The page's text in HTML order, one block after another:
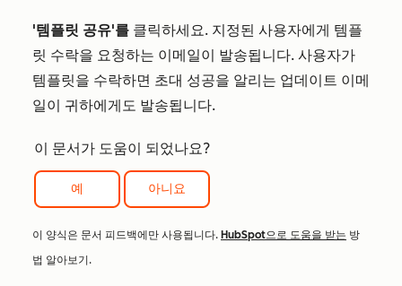
'템플릿 공유'를 클릭하세요. 지정된 사용자에게 템플
릿 수락을 요청하는 이메일이 발송됩니다. 사용자가
템플릿을 수락하면 초대 성공을 알리는 업데이트 이메
일이 귀하에게도 발송됩니다.
이 문서가 도움이 되었나요?
예 아니요
이 양식은 문서 피드백에만 사용됩니다. HubSpot으로 도움을 받는 방
법 알아보기.